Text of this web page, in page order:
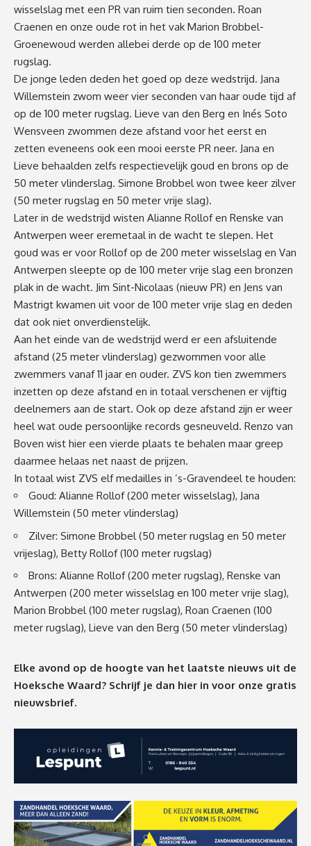
wisselslag met een PR van ruim tien seconden. Roan
Craenen en onze oude rot in het vak Marion Brobbel-
Groenewoud werden allebei derde op de 100 meter
rugslag.
De jonge leden deden het goed op deze wedstrijd. Jana
Willemstein zwom weer vier seconden van haar oude tijd af
op de 100 meter rugslag. Lieve van den Berg en Inés Soto
Wensveen zwommen deze afstand voor het eerst en
zetten eveneens ook een mooi eerste PR neer. Jana en
Lieve behaalden zelfs respectievelijk goud en brons op de
50 meter vlinderslag. Simone Brobbel won twee keer zilver
(50 meter rugslag en 50 meter vrije slag).
Later in de wedstrijd wisten Alianne Rollof en Renske van
Antwerpen weer eremetaal in de wacht te slepen. Het
goud was er voor Rollof op de 200 meter wisselslag en Van
Antwerpen sleepte op de 100 meter vrije slag een bronzen
plak in de wacht. Jim Sint-Nicolaas (nieuw PR) en Jens van
Mastrigt kwamen uit voor de 100 meter vrije slag en deden
dat ook niet onverdienstelijk.
Aan het einde van de wedstrijd werd er een afsluitende
afstand (25 meter vlinderslag) gezwommen voor alle
zwemmers vanaf 11 jaar en ouder. ZVS kon tien zwemmers
inzetten op deze afstand en in totaal verschenen er vijftig
deelnemers aan de start. Ook op deze afstand zijn er weer
heel wat oude persoonlijke records gesneuveld. Renzo van
Boven wist hier een vierde plaats te behalen maar greep
daarmee helaas net naast de prijzen.
In totaal wist ZVS elf medailles in ’s-Gravendeel te houden:
Goud: Alianne Rollof (200 meter wisselslag), Jana
Willemstein (50 meter vlinderslag)
Zilver: Simone Brobbel (50 meter rugslag en 50 meter
vrijeslag), Betty Rollof (100 meter rugslag)
Brons: Alianne Rollof (200 meter rugslag), Renske van
Antwerpen (200 meter wisselslag en 100 meter vrije slag),
Marion Brobbel (100 meter rugslag), Roan Craenen (100
meter rugslag), Lieve van den Berg (50 meter vlinderslag)
Elke avond op de hoogte van het laatste nieuws uit de
Hoeksche Waard? Schrijf je dan hier in voor onze gratis
nieuwsbrief.